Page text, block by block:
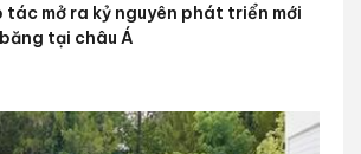
tác mở ra kỷ nguyên phát triển mới
tại châu Á